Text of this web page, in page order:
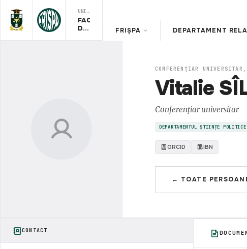
UNIVERSITATEA DE STAT DIN MOLDOVA
FACULTATEA
DE
FRIȘPA DEPARTAMENT
CONFERENŢIAR
Vitalie
Conferenţiar universitar
DEPARTAMENTUL ȘTIINȚE
ORCID IBN
← TOATE
CONTACT